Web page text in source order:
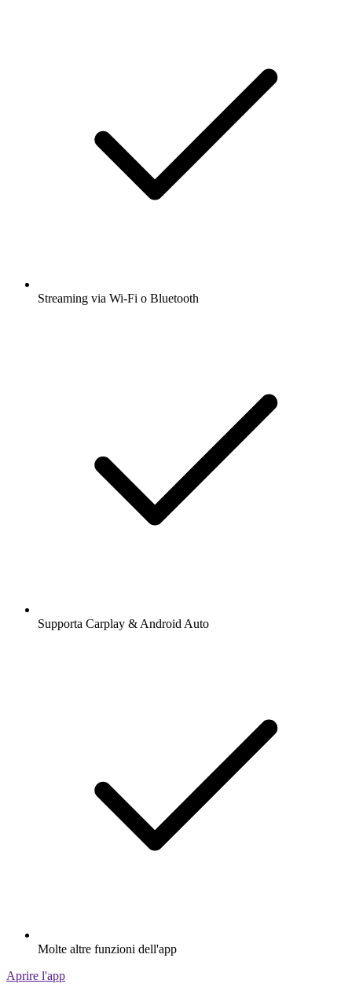
Streaming via Wi-Fi o Bluetooth
Supporta Carplay & Android Auto
Molte altre funzioni dell'app
Aprire l'app